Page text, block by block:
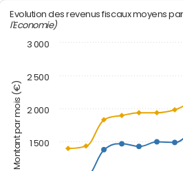
Montant par mois (€)
Evolution des revenus fiscaux moyens
l'Economie)
1 500
2 000
2 500
3 000